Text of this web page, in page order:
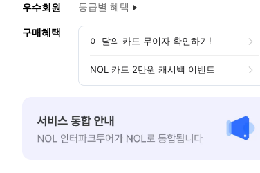
우수회원 등급별 혜택
구매혜택
이 달의 카드 무이자 확인하기!
NOL 카드 2만원 캐시백 이벤트